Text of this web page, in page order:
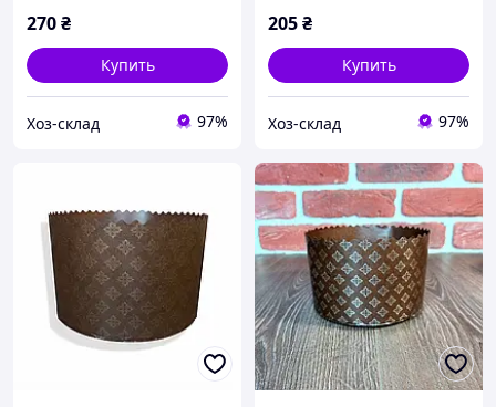
270₴
Купить
Хоз-склад 97%
205₴
Купить
Хоз-склад 97%